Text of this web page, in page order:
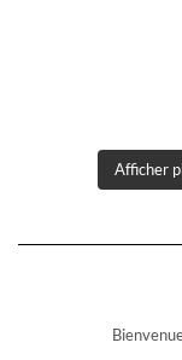
Afficher